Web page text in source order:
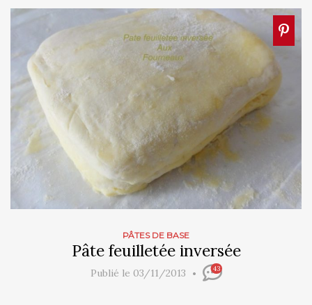
PÂTES DE BASE
Pâte feuilletée inversée
Publié le 03/11/2013 43